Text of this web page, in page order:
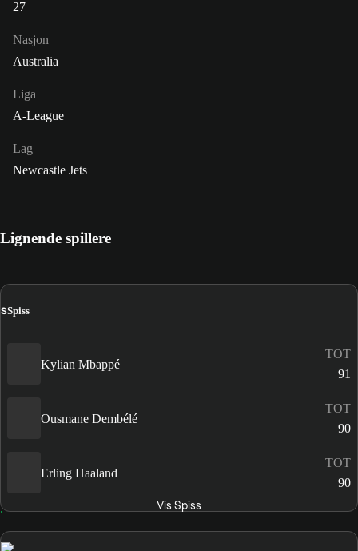
27
Nasjon
Australia
Liga
A-League
Lag
Newcastle Jets
Lignende spillere
SSpiss
Kylian Mbappé
TOT
91
Ousmane Dembélé
TOT
90
Erling Haaland
TOT
90
Vis Spiss